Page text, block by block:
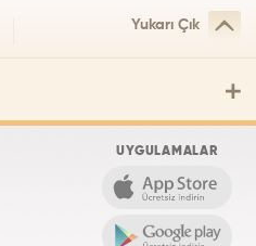
Yukarı Çık
UYGULAMALAR